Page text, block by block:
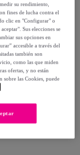
su rendimiento,
fines de lucha contra el
clic en "Configurar" o
Sus elecciones se
sus opciones en
accesible a través del
también son
como las que miden
ofertas, y no están
sobre las Cookies, puede